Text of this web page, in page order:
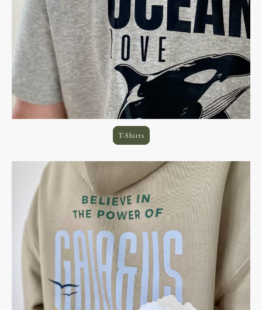
T-Shirts